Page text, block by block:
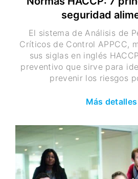
seguridad
El sistema de Análisis de
Críticos de Control APPCC,
sus siglas en inglés
preventivo que sirve para
prevenir los riesgos
Más detalles